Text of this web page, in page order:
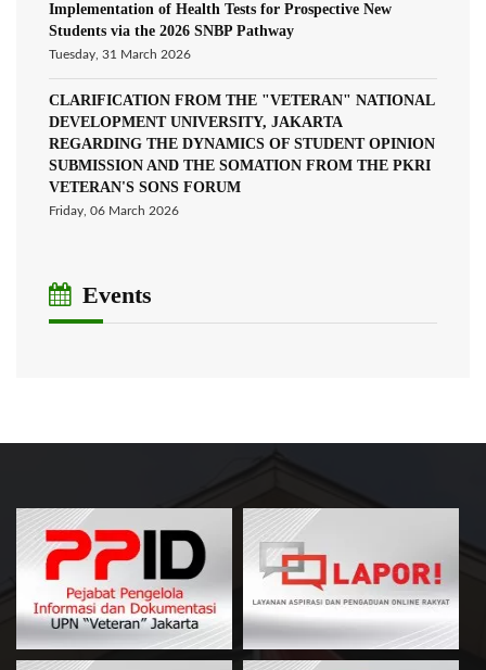
Implementation of Health Tests for Prospective New
Students via the 2026 SNBP Pathway
Tuesday, 31 March 2026
CLARIFICATION FROM THE "VETERAN" NATIONAL
DEVELOPMENT UNIVERSITY, JAKARTA
REGARDING THE DYNAMICS OF STUDENT OPINION
SUBMISSION AND THE SOMATION FROM THE PKRI
VETERAN'S SONS FORUM
Friday, 06 March 2026
Events